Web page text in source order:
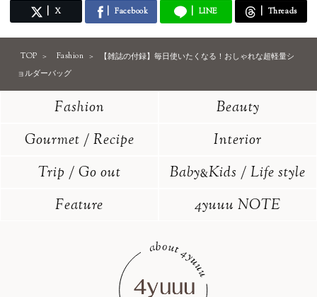
X Facebook LINE Threads
TOP Fashion
【雑誌の付録】毎日使いたくなる！おしゃれな超軽量シ
ョルダーバッグ
Fashion
Beauty
Gourmet / Recipe
Interior
Trip / Go out
Baby&Kids / Life style
Feature
4yuuu NOTE